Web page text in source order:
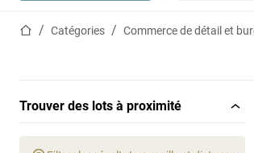
Page d'accueil
Catégories Commerce de détail et
Trouver des lots à proximité